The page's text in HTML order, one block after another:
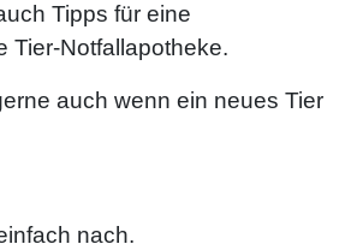
Tipps für eine
Tier-Notfallapotheke.
auch wenn ein neues Tier
nach.